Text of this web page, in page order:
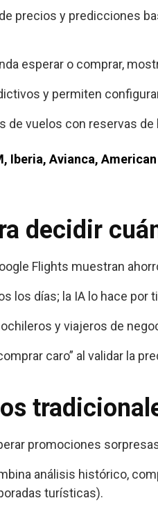
precios y predicciones
esperar o comprar,
y permiten
de vuelos con reservas
Iberia, Avianca,
decidir
Flights muestran
los días; la IA lo hace por
y viajeros de
caro” al validar la
promociones
análisis histórico,
turísticas).